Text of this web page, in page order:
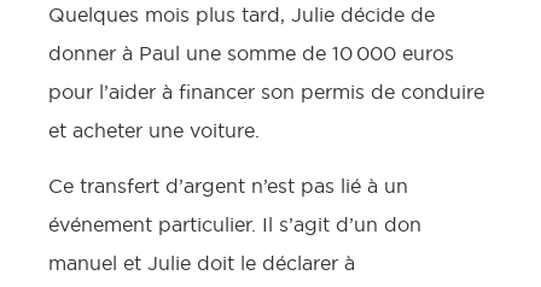
Quelques mois plus tard, Julie décide de
donner à Paul une somme de 10 000 euros
pour l’aider à financer son permis de conduire
et acheter une voiture.
Ce transfert d’argent n’est pas lié à un
événement particulier. Il s’agit d’un don
manuel et Julie doit le déclarer à